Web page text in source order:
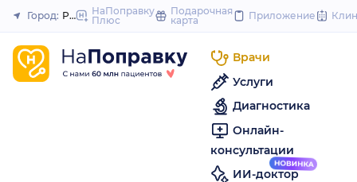
to
Закрыть
Город: Ростов-на-Дону
НаПоправку
Плюс
Подарочная
карта
Приложение
Врачи
Услуги
Диагностика
Онлайн-
консультации
ИИ-доктор